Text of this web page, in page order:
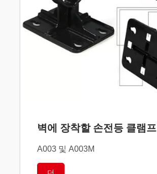
벽에 장착할 손전등 클램프
A003 및 A003M